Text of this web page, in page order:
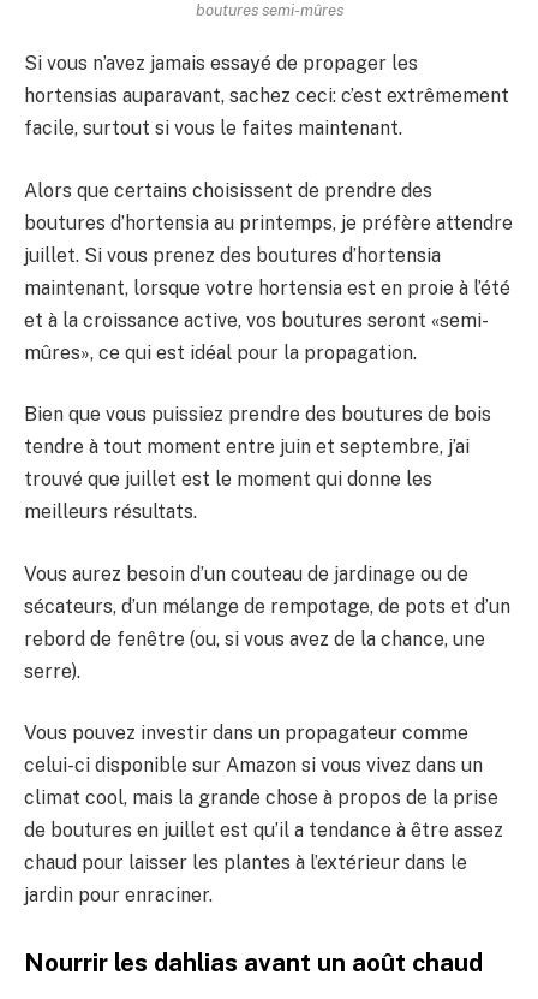
boutures semi-mûres
Si vous n’avez jamais essayé de propager les
hortensias auparavant, sachez ceci: c’est extrêmement
facile, surtout si vous le faites maintenant.
Alors que certains choisissent de prendre des
boutures d’hortensia au printemps, je préfère attendre
juillet. Si vous prenez des boutures d’hortensia
maintenant, lorsque votre hortensia est en proie à l’été
et à la croissance active, vos boutures seront «semi-
mûres», ce qui est idéal pour la propagation.
Bien que vous puissiez prendre des boutures de bois
tendre à tout moment entre juin et septembre, j’ai
trouvé que juillet est le moment qui donne les
meilleurs résultats.
Vous aurez besoin d’un couteau de jardinage ou de
sécateurs, d’un mélange de rempotage, de pots et d’un
rebord de fenêtre (ou, si vous avez de la chance, une
serre).
Vous pouvez investir dans un propagateur comme
celui-ci disponible sur Amazon si vous vivez dans un
climat cool, mais la grande chose à propos de la prise
de boutures en juillet est qu’il a tendance à être assez
chaud pour laisser les plantes à l’extérieur dans le
jardin pour enraciner.
Nourrir les dahlias avant un août chaud